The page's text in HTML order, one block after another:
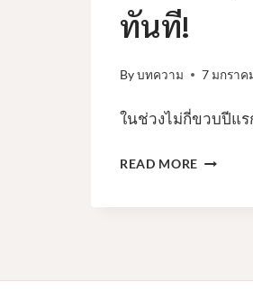
ทันที!
Byบทความ 7 มกราค
ในช่วงไม่กี่ขวบปีแ
READ MORE ลืมตา
ทันที!